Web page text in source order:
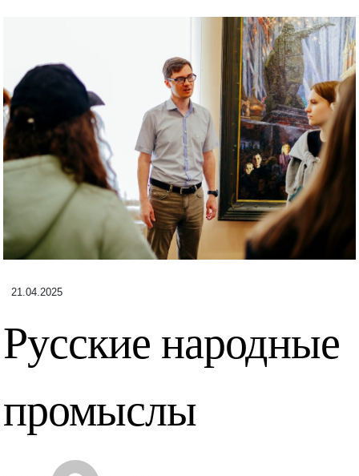
21.04.2025
Русские народные
промыслы